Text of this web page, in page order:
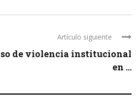
Artículo siguiente
de violencia institucional
en ...